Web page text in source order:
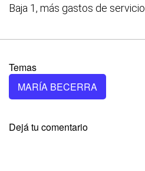
Baja 1, más gastos de servicio.
Temas
MARÍA BECERRA
Dejá tu comentario